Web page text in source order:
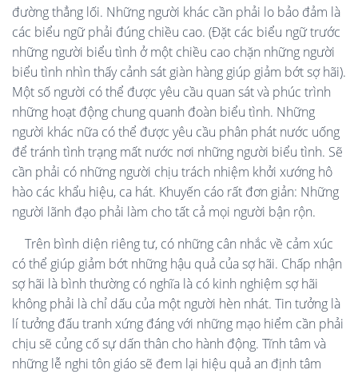
đường thẳng lối. Những người khác cần phải lo bảo đảm là
các biểu ngữ phải đúng chiều cao. (Đặt các biểu ngữ trước
những người biểu tình ở một chiều cao chặn những người
biểu tình nhìn thấy cảnh sát giàn hàng giúp giảm bớt sợ hãi).
Một số người có thể được yêu cầu quan sát và phúc trình
những hoạt động chung quanh đoàn biểu tình. Những
người khác nữa có thể được yêu cầu phân phát nước uống
để tránh tình trạng mất nước nơi những người biểu tình. Sẽ
cần phải có những người chịu trách nhiệm khởi xướng hô
hào các khẩu hiệu, ca hát. Khuyến cáo rất đơn giản: Những
người lãnh đạo phải làm cho tất cả mọi người bận rộn.
Trên bình diện riêng tư, có những cân nhắc về cảm xúc
có thể giúp giảm bớt những hậu quả của sợ hãi. Chấp nhận
sợ hãi là bình thường có nghĩa là có kinh nghiệm sợ hãi
không phải là chỉ dấu của một người hèn nhát. Tin tưởng là
lí tưởng đấu tranh xứng đáng với những mạo hiểm cần phải
chịu sẽ củng cố sự dấn thân cho hành động. Tĩnh tâm và
những lễ nghi tôn giáo sẽ đem lại hiệu quả an định tâm